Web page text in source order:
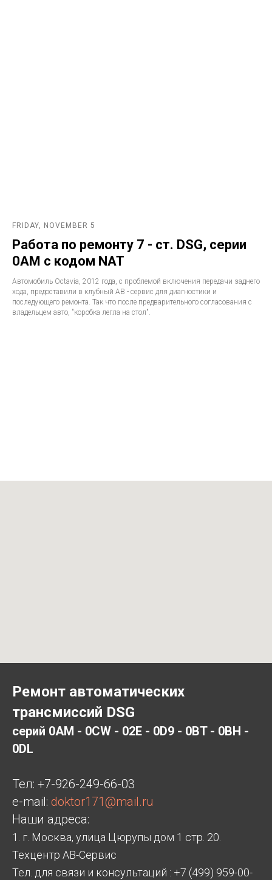
FRIDAY, NOVEMBER 5
Работа по ремонту 7 - ст. DSG, серии
0AM с кодом NAT
Автомобиль Octavia, 2012 года, с проблемой включения передачи заднего
хода, предоставили в клубный АВ - сервис для диагностики и
последующего ремонта. Так что после предварительного согласования с
владельцем авто, "коробка легла на стол".
Ремонт автоматических
трансмиссий DSG
серий 0AM - 0CW - 02E - 0D9 - 0BT - 0BH -
0DL
Тел: +7-926-249-66-03
e-mail: doktor171@mail.ru
Наши адреса:
1. г. Москва, улица Цюрупы дом 1 стр. 20.
Техцентр АВ-Сервис
Тел. для связи и консультаций : +7 (499) 959-00-